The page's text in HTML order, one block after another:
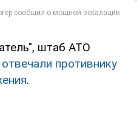
штаб АТО
отвечали противнику
.